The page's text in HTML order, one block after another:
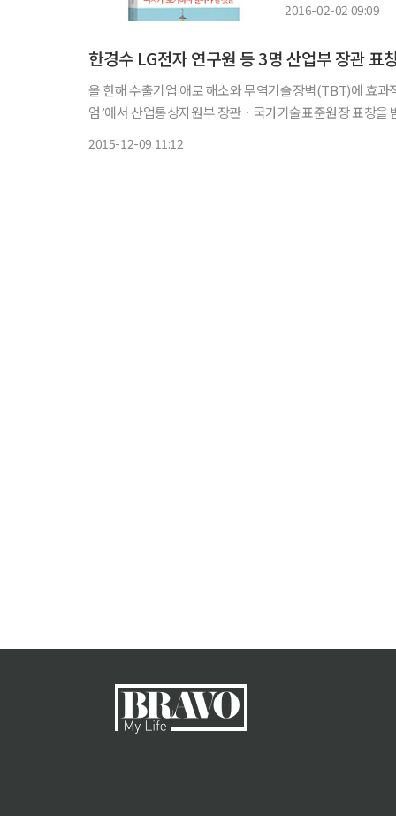
2016-02-02 09:09
한경수 LG전자 연구원 등 3명 산업부 장관 표
올 한해 수출기업 애로 해소와 무역기술장벽(TBT)에 효과
엄’에서 산업통상자원부 장관ㆍ국가기술표준원장 표창을 받았다. 국가기술표준원은 9일 서울 팔레스호텔에서
2015-12-09 11:12